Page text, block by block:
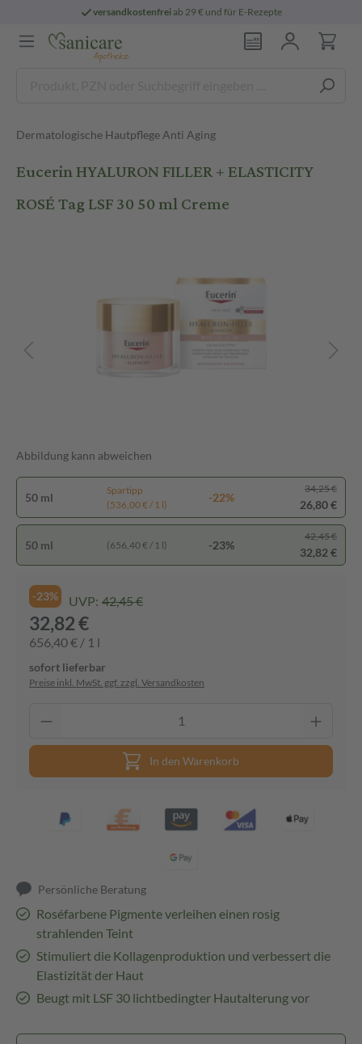
versandkostenfreiab 29 € und für E-Rezepte
Dermatologische Hautpflege Anti Aging
Eucerin HYALURON FILLER + ELASTICITY
ROSÉ Tag LSF 30 50 ml Creme
Abbildung kann abweichen
50 ml
Spartipp
(536,00 € / 1 l)
-22%
34,25 €
26,80 €
50 ml (656,40 € / 1 l) -23%
42,45 €
32,82 €
-23% UVP: 42,45 €
32,82 €
656,40 € / 1 l
sofort lieferbar
Preise inkl. MwSt. ggf. zzgl. Versandkosten
In den Warenkorb
Persönliche Beratung
Roséfarbene Pigmente verleihen einen rosig
strahlenden Teint
Stimuliert die Kollagenproduktion und verbessert die
Elastizität der Haut
Beugt mit LSF 30 lichtbedingter Hautalterung vor